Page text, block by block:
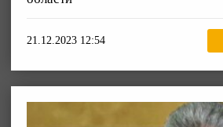
21.12.2023 12:54